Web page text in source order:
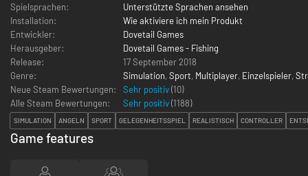
Spielsprachen:
Unterstützte Sprachen ansehen
Installation:
Wie aktiviere ich mein Produkt
Entwickler:
Dovetail Games
Herausgeber:
Dovetail Games - Fishing
Release:
17 September 2018
Genre:
Simulation, Sport, Multiplayer, Einzelspieler,
Neue Steam Bewertungen:
Sehr positiv(10)
Alle Steam Bewertungen:
Sehr positiv(1188)
SIMULATION ANGELN SPORT GELEGENHEITSSPIEL REALISTISCH CONTROLLER
Game features